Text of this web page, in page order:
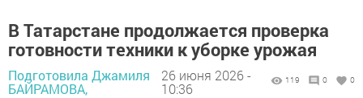
В Татарстане продолжается проверка
готовности техники к уборке урожая
Подготовила Джамиля
БАЙРАМОВА,
26 июня 2026 -
10:36
119 0 0